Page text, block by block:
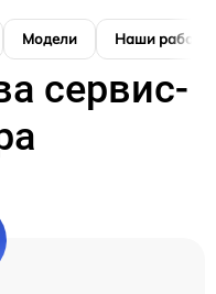
Модели Наши работы
сервис-